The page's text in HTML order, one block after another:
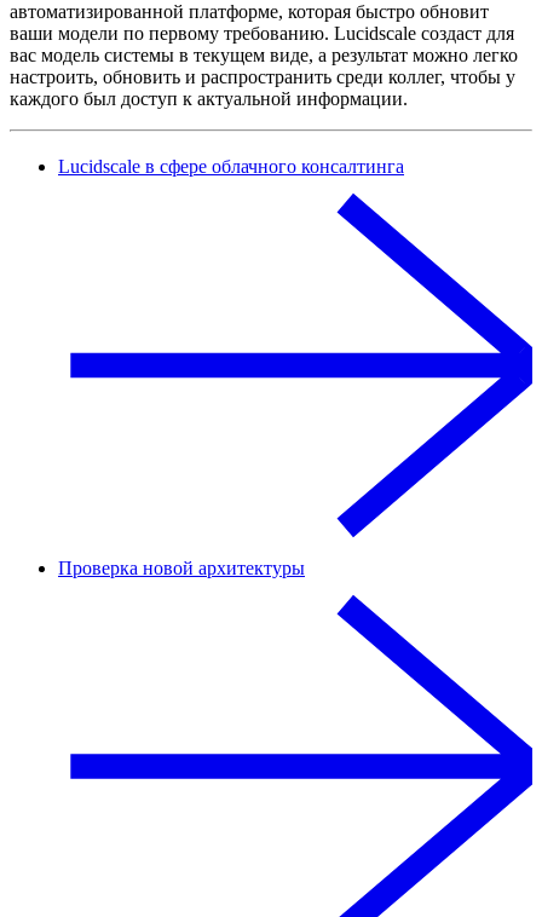
автоматизированной платформе, которая быстро обновит
ваши модели по первому требованию. Lucidscale создаст для
вас модель системы в текущем виде, а результат можно легко
настроить, обновить и распространить среди коллег, чтобы у
каждого был доступ к актуальной информации.
Lucidscale в сфере облачного консалтинга
Проверка новой архитектуры